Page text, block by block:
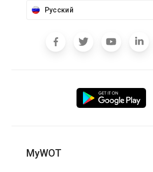
Русский
MyWOT